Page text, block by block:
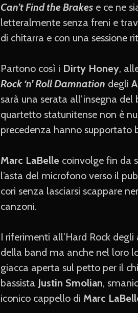
Can’t Find the Brakes e ce ne
letteralmente senza freni e
di chitarra e con una sessione
Partono così i Dirty Honey,
Rock ‘n’ Roll Damnation degli
sarà una serata all’insegna del
quartetto statunitense non è
precedenza hanno supportato
Marc LaBelle coinvolge fin da
l’asta del microfono verso il
cori senza lasciarsi scappare
canzoni.
I riferimenti all’Hard Rock degli
della band ma anche nel loro
giacca aperta sul petto per il
bassista Justin Smolian,
iconico cappello di Marc